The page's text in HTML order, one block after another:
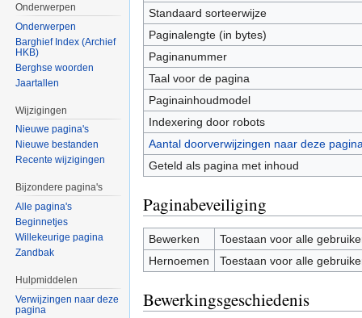
Standaard sorteerwijze
Paginalengte (in bytes)
Paginanummer
Taal voor de pagina
Paginainhoudmodel
Indexering door robots
Aantal doorverwijzingen naar deze
Geteld als pagina met inhoud
Paginabeveiliging
Bewerken
Toestaan voor alle
Hernoemen
Toestaan voor alle
Bewerkingsgeschiedenis
Onderwerpen
Onderwerpen
Barghief Index (Archief
HKB)
Berghse woorden
Jaartallen
Wijzigingen
Nieuwe pagina's
Nieuwe bestanden
Recente wijzigingen
Bijzondere pagina's
Alle pagina's
Beginnetjes
Willekeurige pagina
Zandbak
Hulpmiddelen
Verwijzingen naar deze
pagina